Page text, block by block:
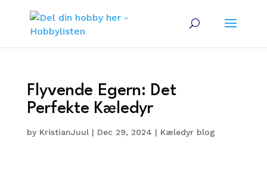
Flyvende Egern: Det
Perfekte Kæledyr
by KristianJuul| Dec 29, 2024 | Kæledyr blog